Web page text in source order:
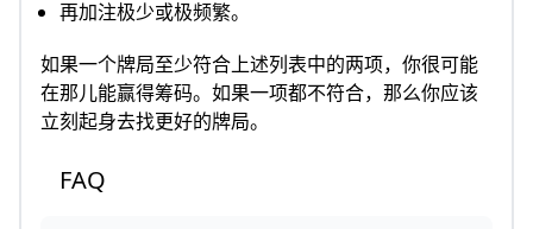
再加注极少或极频繁。
如果一个牌局至少符合上述列表中的两项，你很可能
在那儿能赢得筹码。如果一项都不符合，那么你应该
立刻起身去找更好的牌局。
FAQ